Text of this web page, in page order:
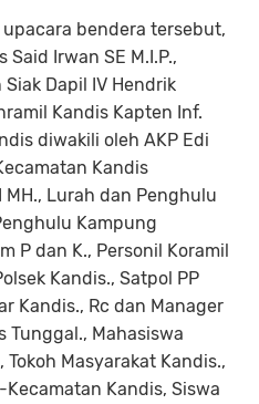
bendera tersebut,
Irwan SE M.I.P.,
Dapil IV Hendrik
Kandis Kapten Inf.
diwakili oleh AKP Edi
Kandis
Lurah dan Penghulu
Kampung
P dan K., Personil Koramil
Kandis., Satpol PP
Kandis., Rc dan Manager
Tunggal., Mahasiswa
Tokoh Masyarakat Kandis.,
Kecamatan Kandis, Siswa